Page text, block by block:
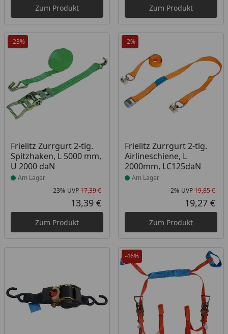
Zum Produkt Zum Produkt
-23%
Frielitz Zurrgurt 2-tlg.
Spitzhaken, L 5000 mm,
U 2000 daN
Produkt am Lager
Am Lager
Rabatt in Prozent
-23%
Ursprünglicher Preis
UVP17,39 €
Aktueller Preis
13,39 €
Zum Produkt
-2%
Frielitz Zurrgurt 2-tlg.
Airlineschiene, L
2000mm, LC125daN
Produkt am Lager
Am Lager
-2% UVP19,85 €
19,27 €
Zum Produkt
-46%